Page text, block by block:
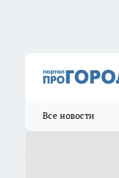
Все новости